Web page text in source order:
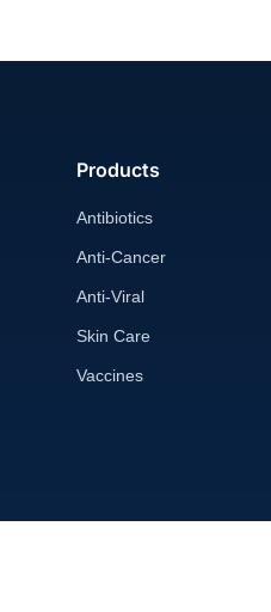
Products
Antibiotics
Anti-Cancer
Anti-Viral
Skin Care
Vaccines